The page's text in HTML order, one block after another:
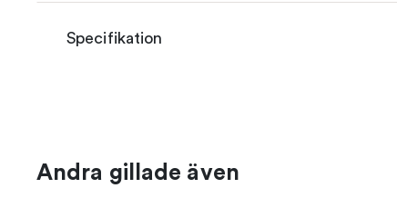
Specifikation
Andra gillade även